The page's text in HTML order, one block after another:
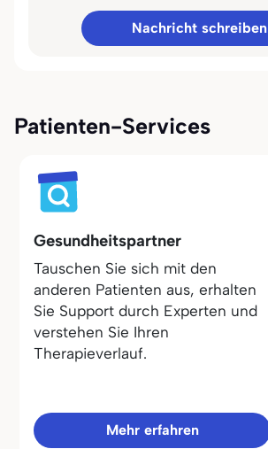
Nachricht schreiben
Patienten-Services
Gesundheitspartner
Tauschen Sie sich mit den
anderen Patienten aus, erhalten
Sie Support durch Experten und
verstehen Sie Ihren
Therapieverlauf.
Mehr erfahren